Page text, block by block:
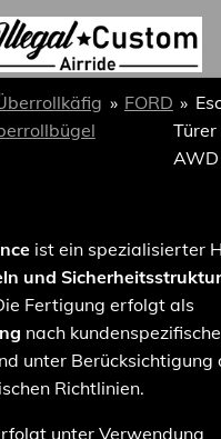
» FORD »
Türer
AWD
ist ein spezialisierter
und
Fertigung erfolgt als
nach
unter Berücksichtigung
Richtlinien.
unter Verwendung